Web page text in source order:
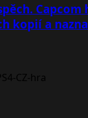
Capcom
kopií a